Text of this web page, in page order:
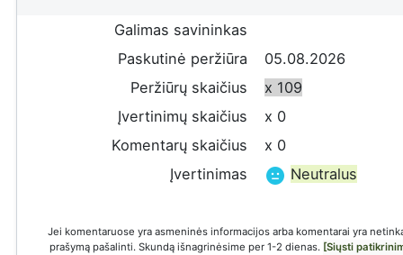
Galimas savininkas
Paskutinė peržiūra
05.08.2026
Peržiūrų skaičius
x 109
Įvertinimų skaičius
x 0
Komentarų skaičius
x 0
Įvertinimas
Neutralus
Jei komentaruose yra asmeninės informacijos arba komentarai yra
prašymą pašalinti. Skundą išnagrinėsime per 1-2 dienas. [Siųsti